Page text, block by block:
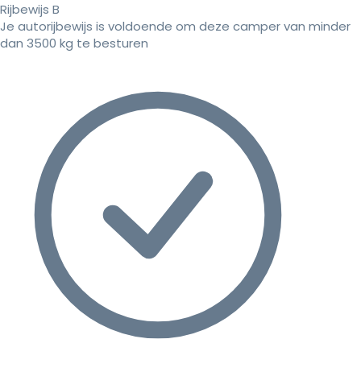
Rijbewijs B
Je autorijbewijs is voldoende om deze camper van minder
dan 3500 kg te besturen